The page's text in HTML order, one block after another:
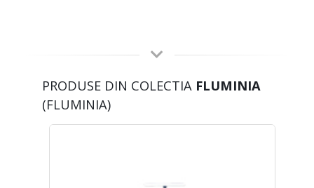
PRODUSE DIN COLECTIA FLUMINIA
(FLUMINIA)